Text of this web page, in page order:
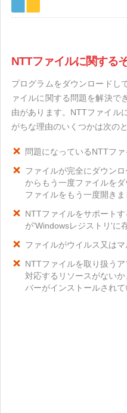
NTTファイルに関する
プログラムをダウンロードし
ァイルに関する問題を解決で
由があります。NTTファイル
がちな理由のいくつかは次の
問題になっているNTTフ
ファイルが完全にダウン
からもう一度ファイルを
ファイルをもう一度開きま
NTTファイルをサポート
が'Windowsレジストリ'に
ファイルがウイルス又は
NTTファイルを取り扱う
対応するリソースがない
バーがインストールされて